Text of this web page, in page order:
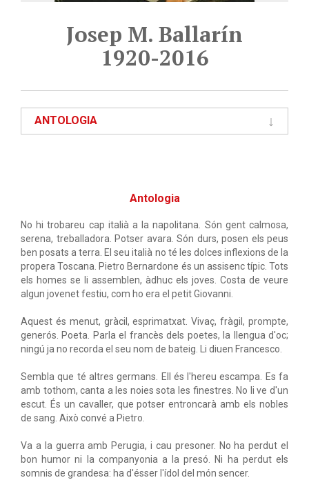
Josep M. Ballarín
1920-2016
ANTOLOGIA
Antologia
No hi trobareu cap italià a la napolitana. Són gent calmosa,
serena, treballadora. Potser avara. Són durs, posen els peus
ben posats a terra. El seu italià no té les dolces inflexions de la
propera Toscana. Pietro Bernardone és un assisenc típic. Tots
els homes se li assemblen, àdhuc els joves. Costa de veure
algun jovenet festiu, com ho era el petit Giovanni.
Aquest és menut, gràcil, esprimatxat. Vivaç, fràgil, prompte,
generós. Poeta. Parla el francès dels poetes, la llengua d'oc;
ningú ja no recorda el seu nom de bateig. Li diuen Francesco.
Sembla que té altres germans. Ell és l'hereu escampa. Es fa
amb tothom, canta a les noies sota les finestres. No li ve d'un
escut. És un cavaller, que potser entroncarà amb els nobles
de sang. Això convé a Pietro.
Va a la guerra amb Perugia, i cau presoner. No ha perdut el
bon humor ni la companyonia a la presó. Ni ha perdut els
somnis de grandesa: ha d'ésser l'ídol del món sencer.